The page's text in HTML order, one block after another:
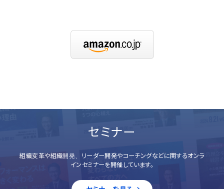
セミナー
組織変革や組織開発、リーダー開発やコーチングなどに関するオンラ
インセミナーを開催しています。